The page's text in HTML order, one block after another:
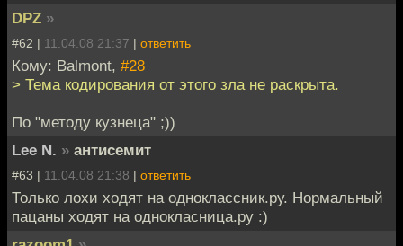
DPZ »
#62 | 11.04.08 21:37 | ответить
Кому: Balmont, #28
> Тема кодирования от этого зла не раскрыта.
По "методу кузнеца" ;))
Lee N. » антисемит
#63 | 11.04.08 21:38 | ответить
Только лохи ходят на одноклассник.ру. Нормальный
пацаны ходят на однокласница.ру :)